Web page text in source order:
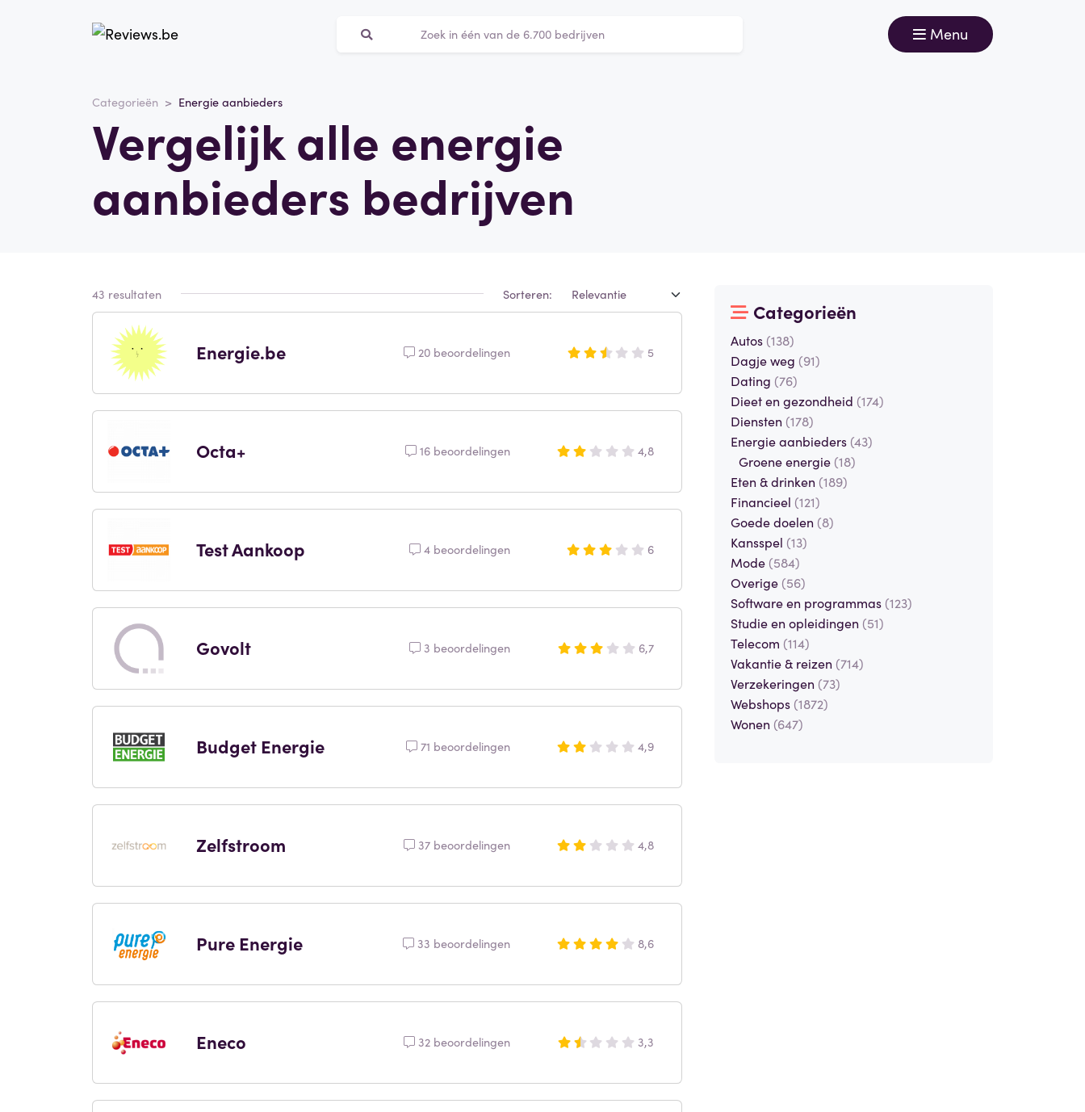
Menu
Categorieën Energie aanbieders
Vergelijk alle energie
aanbieders bedrijven
43 resultaten Sorteren:
Energie.be 20 beoordelingen 5
Octa+ 16 beoordelingen 4,8
Test Aankoop 4 beoordelingen 6
Govolt 3 beoordelingen 6,7
Budget Energie 71 beoordelingen 4,9
Zelfstroom 37 beoordelingen 4,8
Pure Energie 33 beoordelingen 8,6
Eneco 32 beoordelingen 3,3
Categorieën
Autos (138)
Dagje weg (91)
Dating (76)
Dieet en gezondheid (174)
Diensten (178)
Energie aanbieders (43)
Groene energie (18)
Eten & drinken (189)
Financieel (121)
Goede doelen (8)
Kansspel (13)
Mode (584)
Overige (56)
Software en programmas (123)
Studie en opleidingen (51)
Telecom (114)
Vakantie & reizen (714)
Verzekeringen (73)
Webshops (1872)
Wonen (647)